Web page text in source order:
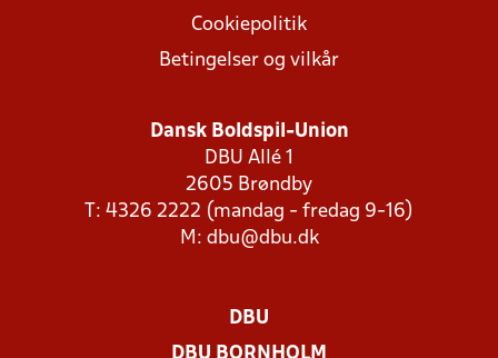
Cookiepolitik
Betingelser og vilkår
Dansk Boldspil-Union
DBU Allé 1
2605 Brøndby
T: 4326 2222 (mandag - fredag 9-16)
M: dbu@dbu.dk
DBU